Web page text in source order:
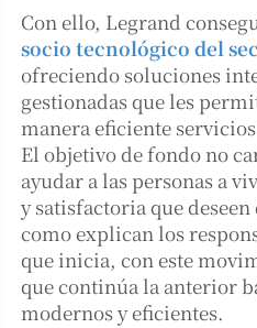
Con ello, Legrand
socio tecnológico del
ofreciendo soluciones
gestionadas que les
manera eficiente
El objetivo de fondo no
ayudar a las personas a
y satisfactoria que
como explican los
que inicia, con este
que continúa la anterior
modernos y eficientes.